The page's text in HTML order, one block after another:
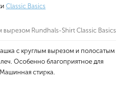
Classic Basics
Rundhals-Shirt Classic Basics
с круглым вырезом и полосатым
Особенно благоприятное для
стирка.